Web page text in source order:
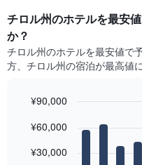
チロル州​のホテルを最安
か？
チロル州​の​ホテルを最安値で
方、チロル州​の​宿泊が最高値
chart
12
graphic.
¥30,000
¥60,000
¥90,000